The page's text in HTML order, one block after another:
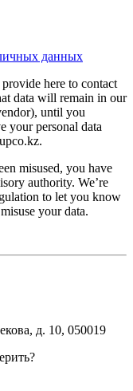
данных
here to contact
data will remain in our
until you
your personal data
misused, you have
authority. We’re
to let you know
your data.
д. 10, 050019